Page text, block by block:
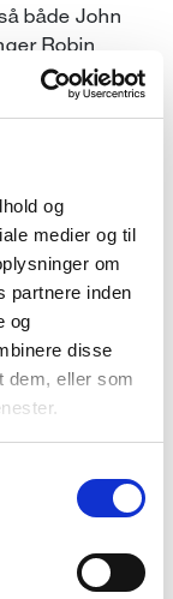
og
medier og til
om
partnere inden
og
disse
dem, eller som
både John
Robin
med
har
hun
Are You
en Grammy
men
kom
afropop og
med